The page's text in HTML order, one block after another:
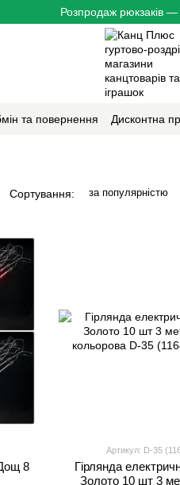
Розпродаж рюкзаків
та повернення Дисконтна
Сортування: за популярністю
8
Артикул: D-35
Гірлянда
Золото 10 шт 3